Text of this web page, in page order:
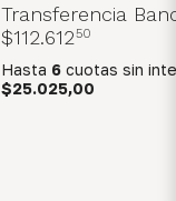
Transferencia
$112.61250
Hasta 6 cuotas sin
$25.025,00